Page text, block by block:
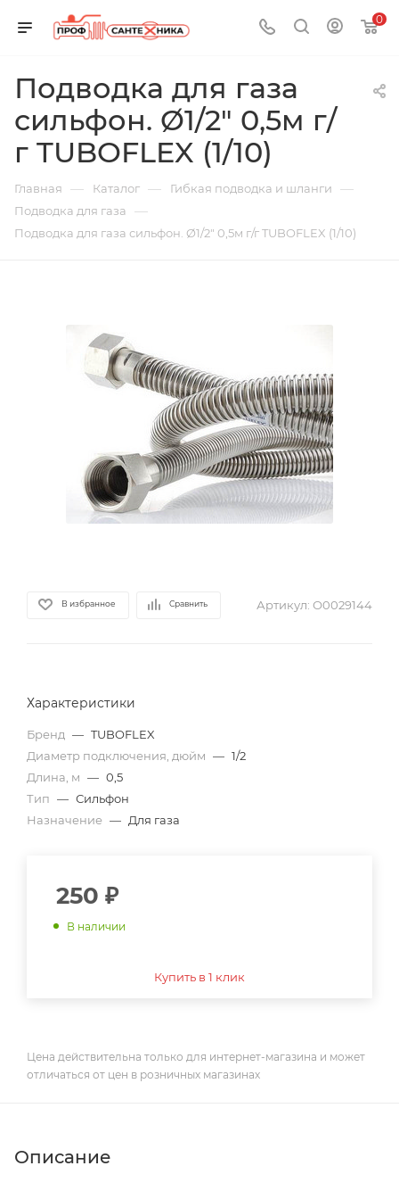
0
Подводка для газа
сильфон. Ø1/2" 0,5м г/
г TUBOFLEX (1/10)
Главная — Каталог — Гибкая подводка и шланги —
Подводка для газа —
Подводка для газа сильфон. Ø1/2" 0,5м г/г TUBOFLEX (1/10)
В избранное Сравнить Артикул: О0029144
Характеристики
Бренд — TUBOFLEX
Диаметр подключения, дюйм — 1/2
Длина, м — 0,5
Тип — Сильфон
Назначение — Для газа
250 ₽
В наличии
Купить в 1 клик
Цена действительна только для интернет-магазина и может
отличаться от цен в розничных магазинах
Описание